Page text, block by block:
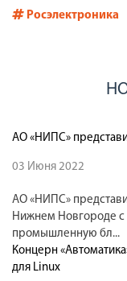
Росэлектроника
АО «НИПС»
03 Июня 2022
АО «НИПС»
Нижнем Новгороде с
промышленную бл...
Концерн
для Linux